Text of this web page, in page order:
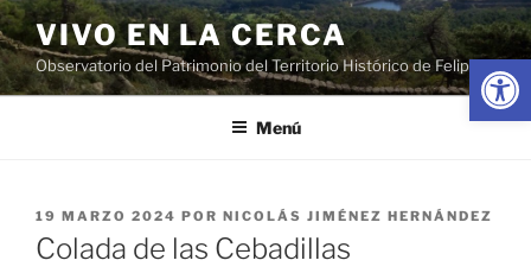
Abrir
Saltar
al
contenido
VIVO EN LA CERCA
Observatorio del Patrimonio del Territorio Histórico de Felipe II
Menú
PUBLICADO
EL
19 MARZO 2024 POR NICOLÁS JIMÉNEZ HERNÁNDEZ
Colada de las Cebadillas